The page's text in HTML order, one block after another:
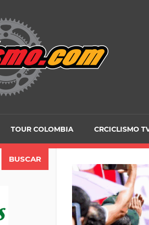
TOUR COLOMBIA CRCICLISMO